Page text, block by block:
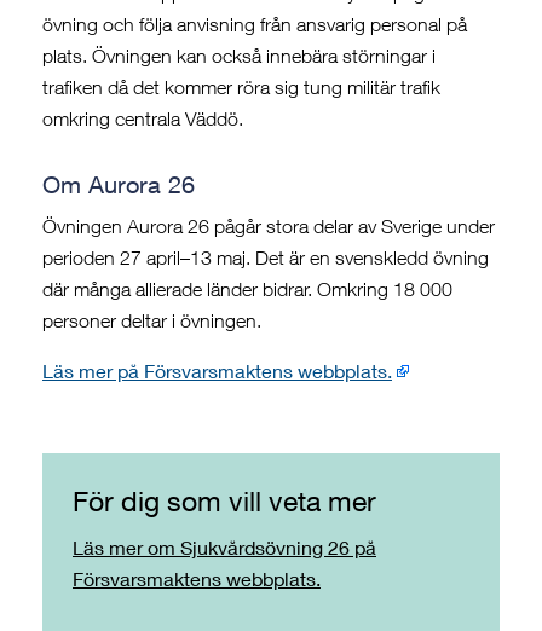
övning och följa anvisning från ansvarig personal på
plats. Övningen kan också innebära störningar i
trafiken då det kommer röra sig tung militär trafik
omkring centrala Väddö.
Om Aurora 26
Övningen Aurora 26 pågår stora delar av Sverige under
perioden 27 april–13 maj. Det är en svenskledd övning
där många allierade länder bidrar. Omkring 18 000
personer deltar i övningen.
Läs mer på Försvarsmaktens webbplats.
För dig som vill veta mer
Läs mer om Sjukvårdsövning 26 på
Försvarsmaktens webbplats.